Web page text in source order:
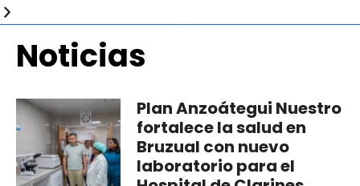
Noticias
Plan Anzoátegui Nuestro
fortalece la salud en
Bruzual con nuevo
laboratorio para el